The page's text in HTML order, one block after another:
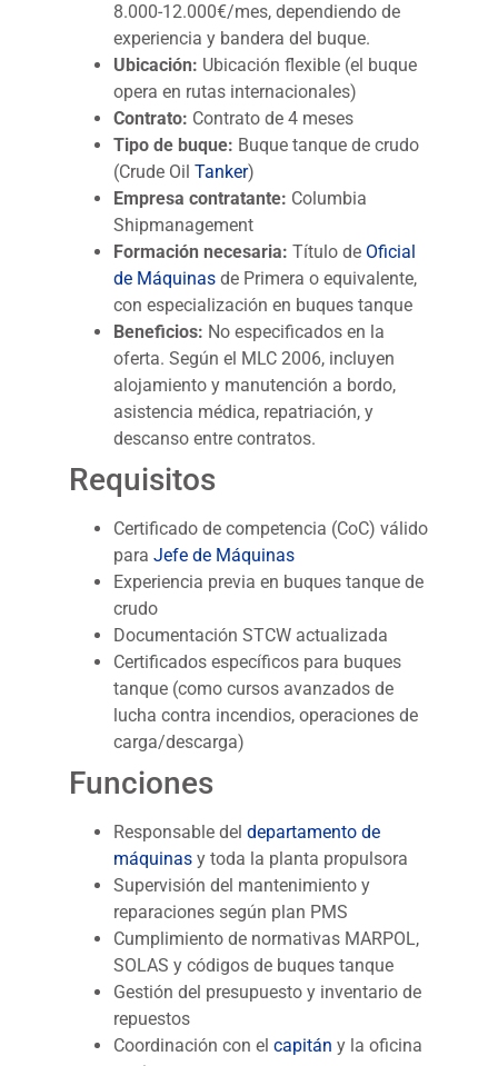
8.000-12.000€/mes, dependiendo de
experiencia y bandera del buque.
Ubicación: Ubicación flexible (el buque
opera en rutas internacionales)
Contrato: Contrato de 4 meses
Tipo de buque: Buque tanque de crudo
(Crude OilTanker)
Empresa contratante: Columbia
Shipmanagement
Formación necesaria: Título de Oficial
de Máquinas de Primera o equivalente,
con especialización en buques tanque
Beneficios: No especificados en la
oferta. Según el MLC 2006, incluyen
alojamiento y manutención a bordo,
asistencia médica, repatriación, y
descanso entre contratos.
Requisitos
Certificado de competencia (CoC) válido
paraJefe de Máquinas
Experiencia previa en buques tanque de
crudo
Documentación STCW actualizada
Certificados específicos para buques
tanque (como cursos avanzados de
lucha contra incendios, operaciones de
carga/descarga)
Funciones
Responsable deldepartamento de
máquinas y toda la planta propulsora
Supervisión del mantenimiento y
reparaciones según plan PMS
Cumplimiento de normativas MARPOL,
SOLAS y códigos de buques tanque
Gestión del presupuesto y inventario de
repuestos
Coordinación con elcapitán y la oficina